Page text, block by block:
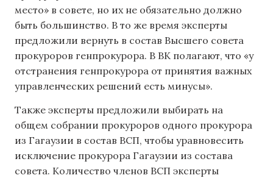
место» в совете, но их не обязательно должно
быть большинство. В то же время эксперты
предложили вернуть в состав Высшего совета
прокуроров генпрокурора. В ВК полагают, что «у
отстранения генпрокурора от принятия важных
управленческих решений есть минусы».
Также эксперты предложили выбирать на
общем собрании прокуроров одного прокурора
из Гагаузии в состав ВСП, чтобы уравновесить
исключение прокурора Гагаузии из состава
совета. Количество членов ВСП эксперты